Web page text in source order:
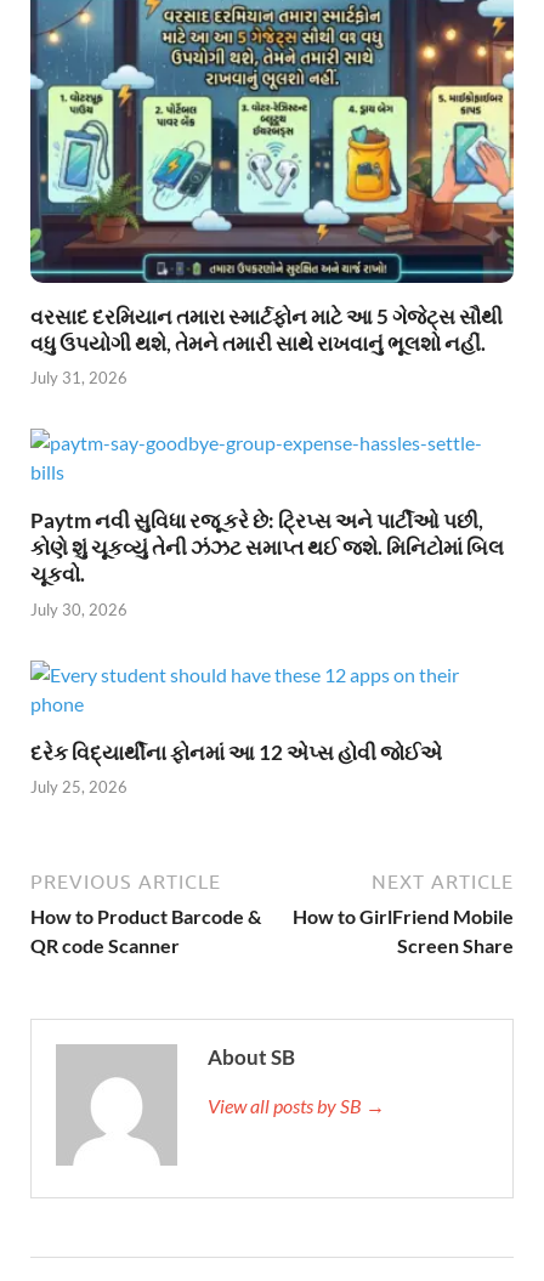
વરસાદ દરમિયાન તમારા સ્માર્ટફોન માટે આ 5 ગેજેટ્સ સૌથી
વધુ ઉપયોગી થશે, તેમને તમારી સાથે રાખવાનું ભૂલશો નહીં.
July 31, 2026
Paytm નવી સુવિધા રજૂ કરે છે: ટ્રિપ્સ અને પાર્ટીઓ પછી,
કોણે શું ચૂકવ્યું તેની ઝંઝટ સમાપ્ત થઈ જશે. મિનિટોમાં બિલ
ચૂકવો.
July 30, 2026
દરેક વિદ્યાર્થીના ફોનમાં આ 12 એપ્સ હોવી જોઈએ
July 25, 2026
PREVIOUS ARTICLE
How to Product Barcode &
QR code Scanner
NEXT ARTICLE
How to GirlFriend Mobile
Screen Share
About SB
View all posts by SB →